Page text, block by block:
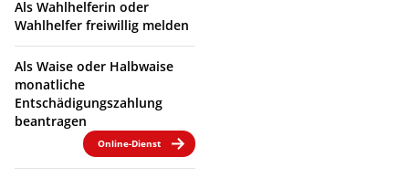
Als Wahlhelferin oder
Wahlhelfer freiwillig melden
Als Waise oder Halbwaise
monatliche
Entschädigungszahlung
beantragen
Online-Dienst